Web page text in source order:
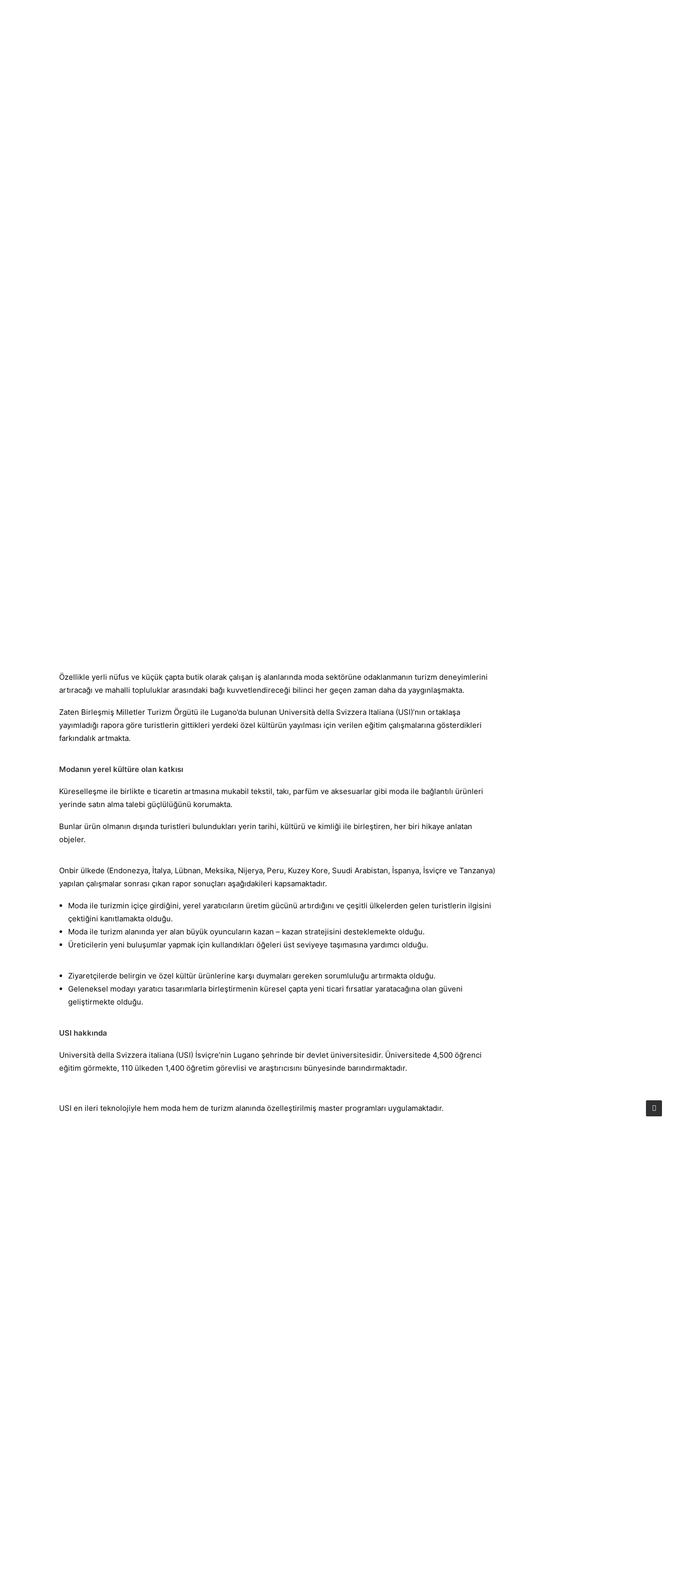
Özellikle yerli nüfus ve küçük çapta butik olarak çalışan iş alanlarında moda sektörüne odaklanmanın turizm deneyimlerini
artıracağı ve mahalli topluluklar arasındaki bağı kuvvetlendireceği bilinci her geçen zaman daha da yaygınlaşmakta.
Zaten Birleşmiş Milletler Turizm Örgütü ile Lugano’da bulunan Università della Svizzera Italiana (USI)’nın ortaklaşa
yayımladığı rapora göre turistlerin gittikleri yerdeki özel kültürün yayılması için verilen eğitim çalışmalarına gösterdikleri
farkındalık artmakta.
Modanın yerel kültüre olan katkısı
Küreselleşme ile birlikte e ticaretin artmasına mukabil tekstil, takı, parfüm ve aksesuarlar gibi moda ile bağlantılı ürünleri
yerinde satın alma talebi güçlülüğünü korumakta.
Bunlar ürün olmanın dışında turistleri bulundukları yerin tarihi, kültürü ve kimliği ile birleştiren, her biri hikaye anlatan
objeler.
Onbir ülkede (Endonezya, İtalya, Lübnan, Meksika, Nijerya, Peru, Kuzey Kore, Suudi Arabistan, İspanya, İsviçre ve Tanzanya)
yapılan çalışmalar sonrası çıkan rapor sonuçları aşağıdakileri kapsamaktadır.
Moda ile turizmin içiçe girdiğini, yerel yaratıcıların üretim gücünü artırdığını ve çeşitli ülkelerden gelen turistlerin ilgisini
çektiğini kanıtlamakta olduğu.
Moda ile turizm alanında yer alan büyük oyuncuların kazan – kazan stratejisini desteklemekte olduğu.
Üreticilerin yeni buluşumlar yapmak için kullandıkları öğeleri üst seviyeye taşımasına yardımcı olduğu.
Ziyaretçilerde belirgin ve özel kültür ürünlerine karşı duymaları gereken sorumluluğu artırmakta olduğu.
Geleneksel modayı yaratıcı tasarımlarla birleştirmenin küresel çapta yeni ticari fırsatlar yaratacağına olan güveni
geliştirmekte olduğu.
USI hakkında
Università della Svizzera italiana (USI) İsviçre’nin Lugano şehrinde bir devlet üniversitesidir. Üniversitede 4,500 öğrenci
eğitim görmekte, 110 ülkeden 1,400 öğretim görevlisi ve araştırıcısını bünyesinde barındırmaktadır.
USI en ileri teknolojiyle hem moda hem de turizm alanında özelleştirilmiş master programları uygulamaktadır.